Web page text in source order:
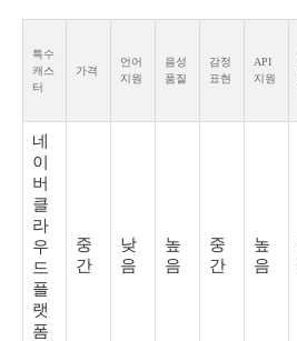
특수
캐스
터
가격
언어
지원
음성
품질
감정
표현
API
지원
네
이
버
클
라
우
드
플
랫
폼
중
간
낮
음
높
음
중
간
높
음